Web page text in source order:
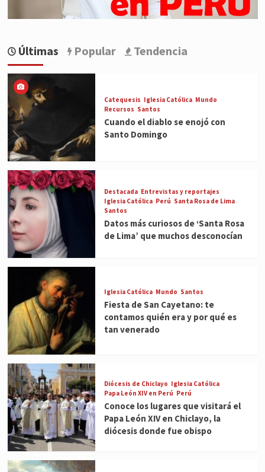
Últimas Popular Tendencia
Catequesis Iglesia Católica Mundo
Recursos Santos
Cuando el diablo se enojó con
Santo Domingo
Destacada Entrevistas y reportajes
Iglesia Católica Perú Santa Rosa de Lima
Santos
Datos más curiosos de ‘Santa Rosa
de Lima’ que muchos desconocían
Iglesia Católica Mundo Santos
Fiesta de San Cayetano: te
contamos quién era y por qué es
tan venerado
Diócesis de Chiclayo Iglesia Católica
Papa León XIV en Perú Perú
Conoce los lugares que visitará el
Papa León XIV en Chiclayo, la
diócesis donde fue obispo